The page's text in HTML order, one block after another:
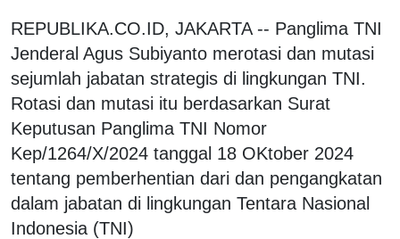
REPUBLIKA.CO.ID, JAKARTA -- Panglima TNI
Jenderal Agus Subiyanto merotasi dan mutasi
sejumlah jabatan strategis di lingkungan TNI.
Rotasi dan mutasi itu berdasarkan Surat
Keputusan Panglima TNI Nomor
Kep/1264/X/2024 tanggal 18 OKtober 2024
tentang pemberhentian dari dan pengangkatan
dalam jabatan di lingkungan Tentara Nasional
Indonesia (TNI)